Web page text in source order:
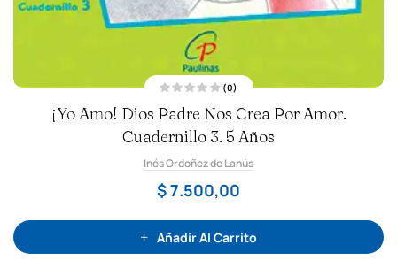
a
l
r
d
o
o
n
d
5
(0)
¡Yo Amo! Dios Padre Nos Crea Por Amor.
Cuadernillo 3. 5 Años
Inés Ordoñez de Lanús
$7.500,00
Añadir Al Carrito